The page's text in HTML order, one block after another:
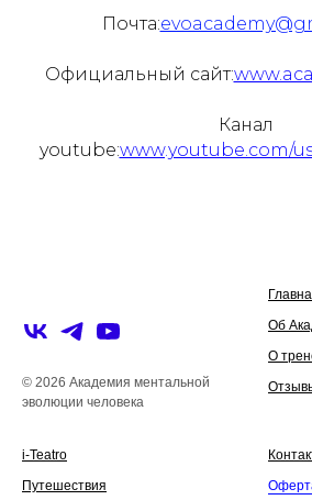
Почта:
Официальный сайт:
Канал
youtube:www.youtube.com/
© 2026 Академия ментальной
эволюции человека
Об
О
i-Teatro
Путешествия